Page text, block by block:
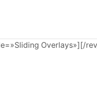
Overlays»][/